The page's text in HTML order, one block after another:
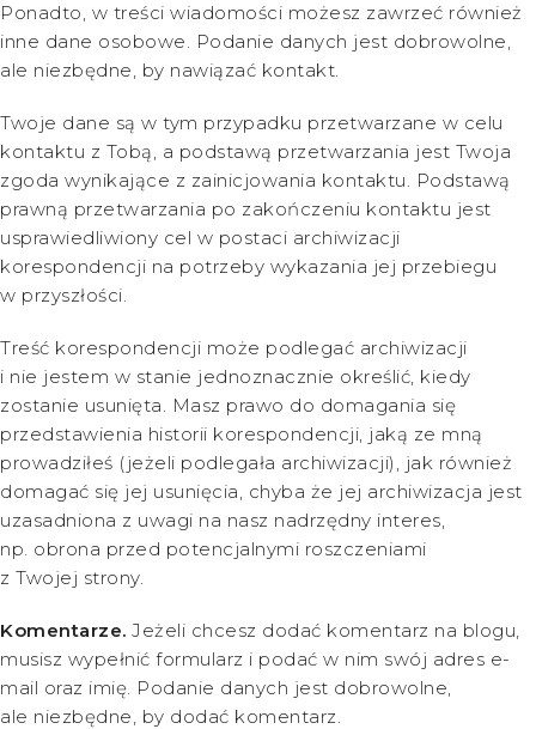
Ponadto, w treści wiadomości możesz zawrzeć również
inne dane osobowe. Podanie danych jest dobrowolne,
ale niezbędne, by nawiązać kontakt.
Twoje dane są w tym przypadku przetwarzane w celu
kontaktu z Tobą, a podstawą przetwarzania jest Twoja
zgoda wynikające z zainicjowania kontaktu. Podstawą
prawną przetwarzania po zakończeniu kontaktu jest
usprawiedliwiony cel w postaci archiwizacji
korespondencji na potrzeby wykazania jej przebiegu
w przyszłości.
Treść korespondencji może podlegać archiwizacji
i nie jestem w stanie jednoznacznie określić, kiedy
zostanie usunięta. Masz prawo do domagania się
przedstawienia historii korespondencji, jaką ze mną
prowadziłeś (jeżeli podlegała archiwizacji), jak również
domagać się jej usunięcia, chyba że jej archiwizacja jest
uzasadniona z uwagi na nasz nadrzędny interes,
np. obrona przed potencjalnymi roszczeniami
z Twojej strony.
Komentarze. Jeżeli chcesz dodać komentarz na blogu,
musisz wypełnić formularz i podać w nim swój adres e-
mail oraz imię. Podanie danych jest dobrowolne,
ale niezbędne, by dodać komentarz.